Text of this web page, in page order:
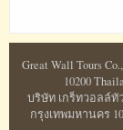
Great Wall Tours
10200
บริษัท เกร็ทวอลล์
กรุงเทพมหานคร